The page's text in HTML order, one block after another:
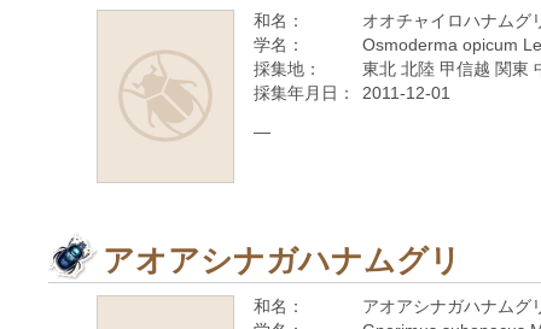
和名：
オオチャイロハナムグ
学名：
Osmoderma opicum
採集地：
東北 北陸 甲信越 関東
採集年月日：
2011-12-01
—
アオアシナガハナムグリ
和名：
アオアシナガハナムグ